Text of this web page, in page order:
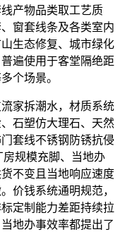
产物品类取工艺质
窗套线条及各类室内
生态修复、城市绿化
遍使用于客堂隔绝距
个场景。
家拆潮水，材质系统
石塑仿大理石、天然
套线不锈钢防锈抗侵
规模充脚、当地办
不变且当地响应速度
价钱系统通明规范，
定制能力差距持续拉
地办事效率都提出了